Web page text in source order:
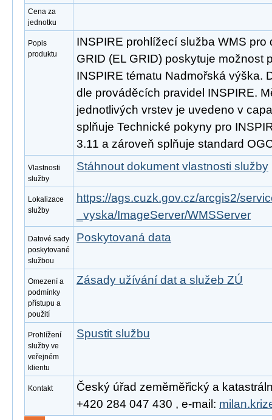
Cena za
jednotku
Popis
produktu
INSPIRE prohlížecí služba WMS
GRID (EL GRID) poskytuje možnost
INSPIRE tématu Nadmořská výška.
dle prováděcích pravidel INSPIRE.
jednotlivých vrstev je uvedeno v
splňuje Technické pokyny pro
3.11 a zároveň splňuje standard
Vlastnosti
služby
Stáhnout dokument vlastnosti služby
Lokalizace
služby
https://ags.cuzk.gov.cz/arcgis2/
_vyska/ImageServer/WMSServer
Datové sady
poskytované
službou
Poskytovaná data
Omezení a
podmínky
přístupu a
použití
Zásady užívání dat a služeb ZÚ
Prohlížení
služby ve
veřejném
klientu
Spustit službu
Kontakt
Český úřad zeměměřický a
+420 284 047 430 , e-mail: